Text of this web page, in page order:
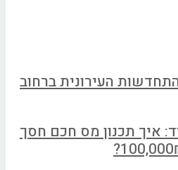
העירונית ברחוב
איך תכנון מס חכם חסך